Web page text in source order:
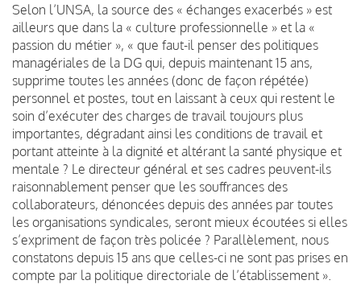
Selon l’UNSA, la source des « échanges exacerbés » est
ailleurs que dans la « culture professionnelle » et la «
passion du métier », « que faut-il penser des politiques
managériales de la DG qui, depuis maintenant 15 ans,
supprime toutes les années (donc de façon répétée)
personnel et postes, tout en laissant à ceux qui restent le
soin d’exécuter des charges de travail toujours plus
importantes, dégradant ainsi les conditions de travail et
portant atteinte à la dignité et altérant la santé physique et
mentale ? Le directeur général et ses cadres peuvent-ils
raisonnablement penser que les souffrances des
collaborateurs, dénoncées depuis des années par toutes
les organisations syndicales, seront mieux écoutées si elles
s’expriment de façon très policée ? Parallèlement, nous
constatons depuis 15 ans que celles-ci ne sont pas prises en
compte par la politique directoriale de l’établissement ».